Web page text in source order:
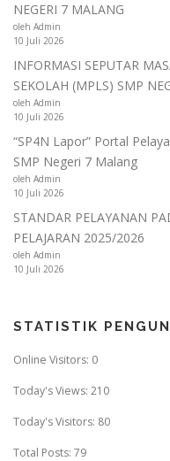
NEGERI 7 MALANG
oleh Admin
10 Juli 2026
INFORMASI SEPUTAR
SEKOLAH (MPLS) SMP
oleh Admin
10 Juli 2026
“SP4N Lapor” Portal
SMP Negeri 7 Malang
oleh Admin
10 Juli 2026
STANDAR PELAYANAN
PELAJARAN 2025/2026
oleh Admin
10 Juli 2026
STATISTIK
Online Visitors: 0
Today's Views: 210
Today's Visitors: 80
Total Posts: 79